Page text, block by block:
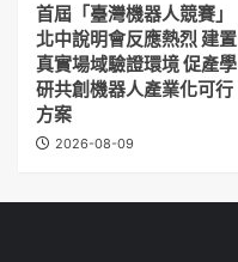
首屆「臺灣機器人競賽」
北中說明會反應熱烈 建置
真實場域驗證環境 促產學
研共創機器人產業化可行
方案
2026-08-09